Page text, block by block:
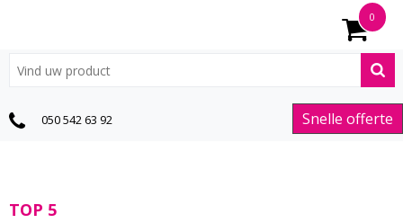
0
Snelle offerte
050 542 63 92
TOP 5